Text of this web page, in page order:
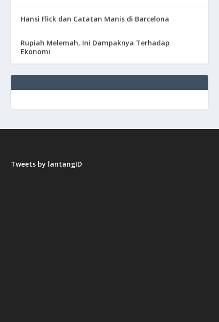
Hansi Flick dan Catatan Manis di Barcelona
Rupiah Melemah, Ini Dampaknya Terhadap
Ekonomi
Tweets by lantangID